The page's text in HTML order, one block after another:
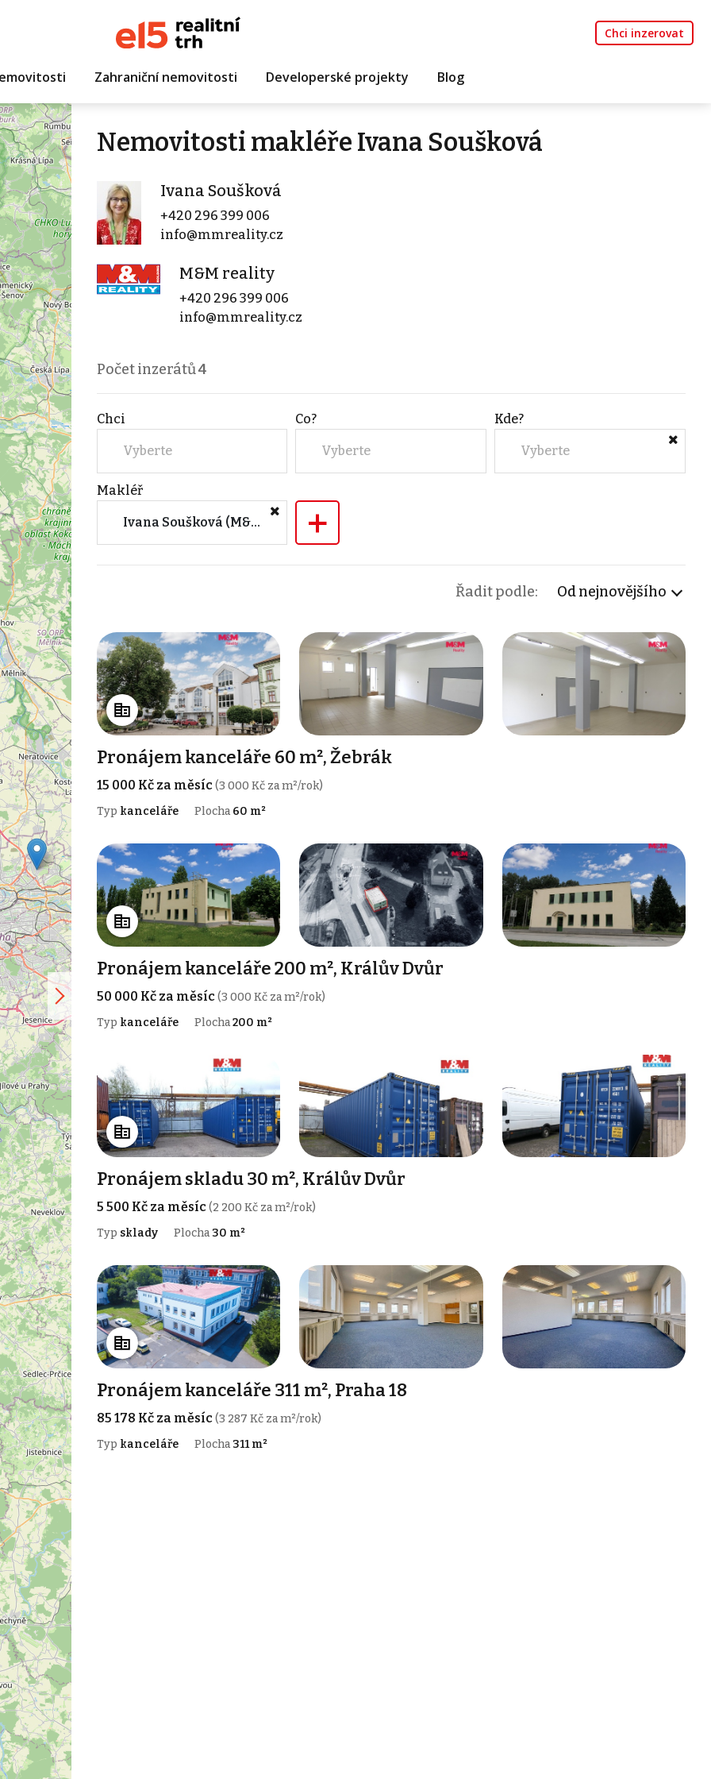
Chci inzerovat
Zahraniční nemovitosti Developerské projekty Blog
Nemovitosti makléře Ivana Soušková
Ivana Soušková
+420 296 399 006
info@mmreality.cz
M&M reality
+420 296 399 006
info@mmreality.cz
Počet inzerátů4
Chci
Vyberte
Co?
Vyberte
Kde?
Vyberte
Makléř
Ivana Soušková (M&M reality) +
Řadit podle: Od nejnovějšího
Pronájem kanceláře 60 m², Žebrák
15 000 Kč za měsíc(3 000 Kč za m²/rok)
Typ kanceláře Plocha 60 m²
Pronájem kanceláře 200 m², Králův Dvůr
50 000 Kč za měsíc(3 000 Kč za m²/rok)
Typ kanceláře Plocha200 m²
Pronájem skladu 30 m², Králův Dvůr
5 500 Kč za měsíc(2 200 Kč za m²/rok)
Typ sklady Plocha 30 m²
Pronájem kanceláře 311 m², Praha 18
85 178 Kč za měsíc(3 287 Kč za m²/rok)
Typ kanceláře Plocha 311 m²